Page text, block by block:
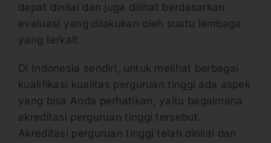
dapat dinilai dan juga dilihat berdasarkan
evaluasi yang dilakukan oleh suatu lembaga
yang terkait.
Di Indonesia sendiri, untuk melihat berbagai
kualifikasi kualitas perguruan tinggi ada aspek
yang bisa Anda perhatikan, yaitu bagaimana
akreditasi perguruan tinggi tersebut.
Akreditasi perguruan tinggi telah dinilai dan